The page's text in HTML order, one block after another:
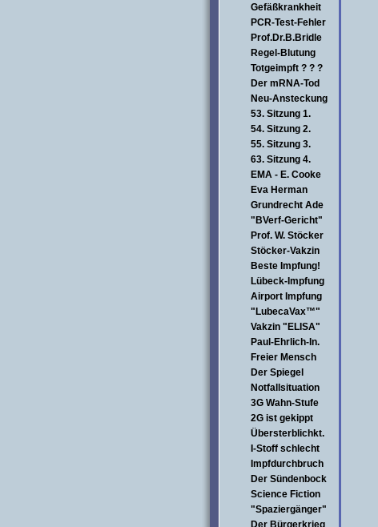
Gefäßkrankheit
PCR-Test-Fehler
Prof.Dr.B.Bridle
Regel-Blutung
Totgeimpft ? ? ?
Der mRNA-Tod
Neu-Ansteckung
53. Sitzung 1.
54. Sitzung 2.
55. Sitzung 3.
63. Sitzung 4.
EMA - E. Cooke
Eva Herman
Grundrecht Ade
"BVerf-Gericht"
Prof. W. Stöcker
Stöcker-Vakzin
Beste Impfung!
Lübeck-Impfung
Airport Impfung
"LubecaVax™"
Vakzin "ELISA"
Paul-Ehrlich-In.
Freier Mensch
Der Spiegel
Notfallsituation
3G Wahn-Stufe
2G ist gekippt
Übersterblichkt.
I-Stoff schlecht
Impfdurchbruch
Der Sündenbock
Science Fiction
"Spaziergänger"
Der Bürgerkrieg